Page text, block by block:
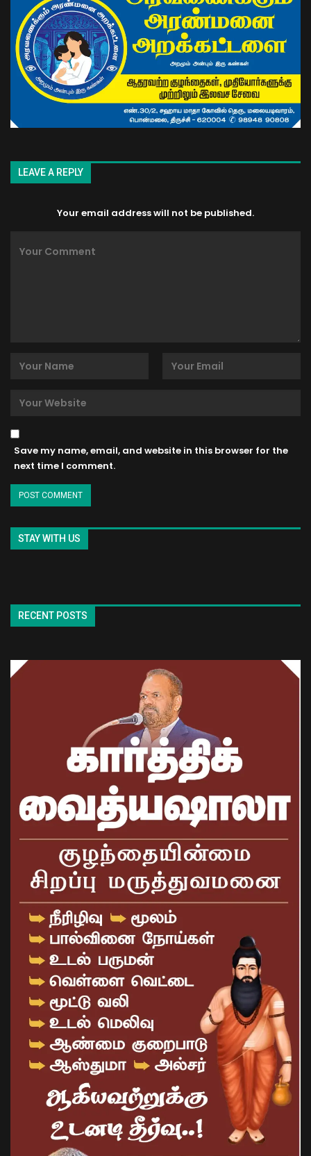
LEAVE A REPLY
Your email address will not be published.
Save my name, email, and website in this browser for the
next time I comment.
STAY WITH US
RECENT POSTS